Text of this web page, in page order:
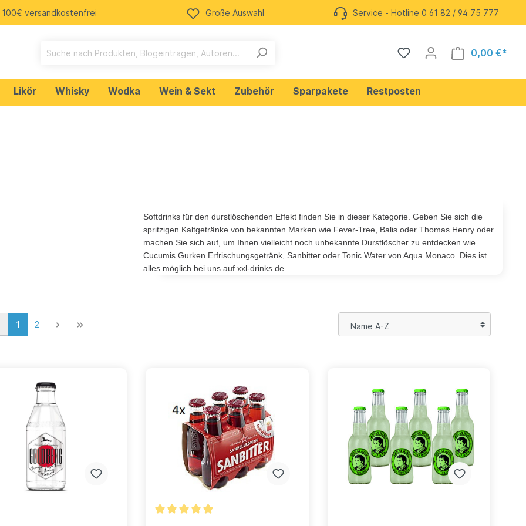
100€ versandkostenfrei Große Auswahl Service - Hotline 0 61 82 / 94 75 777
0,00 €*
Likör Whisky Wodka Wein & Sekt Zubehör Sparpakete Restposten
Bud Spencer & Terence Hill
Deutscher Gin
Softdrinks für den durstlöschenden Effekt finden Sie in dieser Kategorie. Geben Sie sich die
spritzigen Kaltgetränke von bekannten Marken wie Fever-Tree, Balis oder Thomas Henry oder
machen Sie sich auf, um Ihnen vielleicht noch unbekannte Durstlöscher zu entdecken wie
Cucumis Gurken Erfrischungsgetränk, Sanbitter oder Tonic Water von Aqua Monaco. Dies ist
alles möglich bei uns auf xxl-drinks.de
1 2